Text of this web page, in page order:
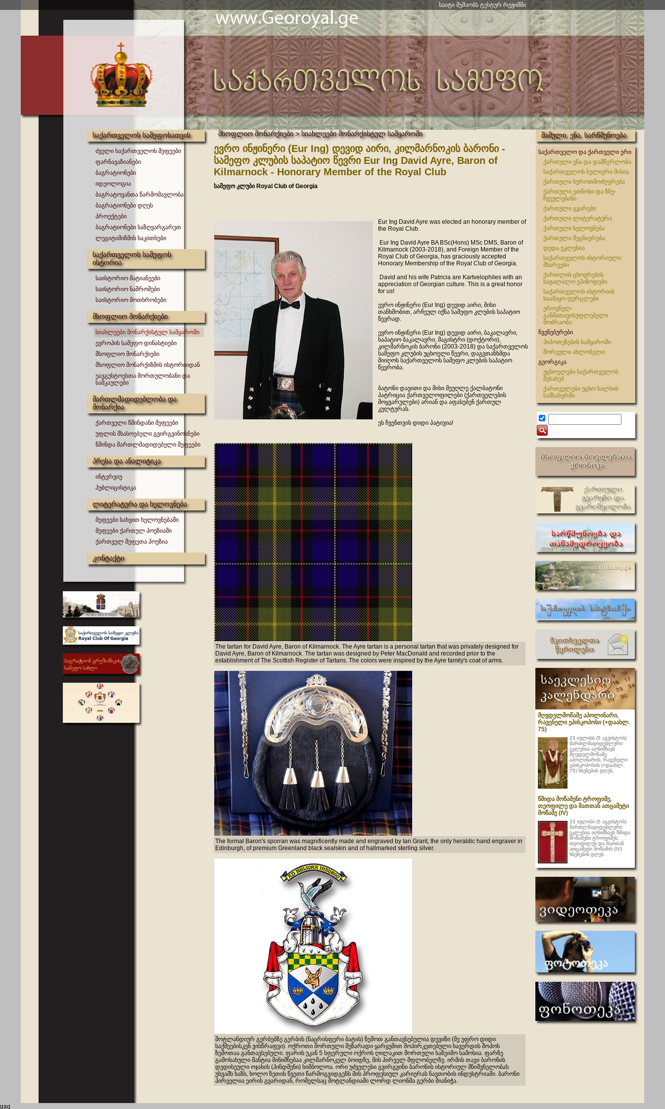
საიტი მუშაობს ტესტურ რეჟიმში
საქართველოს სამეფოსათვის
ძველი საქართველოს მეფეები
ფარნავაზიანები
ბაგრატიონები
იდეოლოგია
ბაგრატოვანთა წარმომავლობა
ბაგრატიონები დღეს
პროექტები
ბაგრატიონები საზღვარგარეთ
ლეგიტიმიზმის საკითხები
საქართველოს სამეფოს
ისტორია
საისტორიო მატიანეები
საისტორიო ნაშრომები
საისტორიო მოთხრობები
მსოფლიო მონარქიები
სიახლეები მონარქისტულ სამყაროში
ევროპის სამეფო დინასტიები
მსოფლიო მონარქიები
მსოფლიო მონარქიზმის ისტორიიდან
უავგუსტოესთა მორთულობანი და
სამკაულები
მართლმადიდებლობა და
მონარქია
ქართველი წმინდანი მეფეები
უფლის მსასოებელი გვირგვინოსნები
წმინდა მართლმადიდებელი მეფეები
პრესა და ანალიტიკა
ინტერვიუ
პუბლიცისტიკა
ლიტერატურა და ხელოვნება
მეფეები სახვით ხელოვნებაში
მეფეები ქართულ პოეზიაში
ქართველ მეფეთა პოეზია
კონტაქტი
მსოფლიო მონარქიები > სიახლეები მონარქისტულ სამყაროში
ევრო ინჟინერი (Eur Ing) დევიდ აირი, კილმარნოკის ბარონი -
სამეფო კლუბის საპატიო წევრი Eur Ing David Ayre, Baron of
Kilmarnock - Honorary Member of the Royal Club
სამეფო კლუბი Royal Club of Georgia
Eur Ing David Ayre was elected an honorary member of
the Royal Club.
Eur Ing David Ayre BA BSc(Hons) MSc DMS, Baron of
Kilmarnock (2003-2018), and Foreign Member of the
Royal Club of Georgia, has graciously accepted
Honorary Membership of the Royal Club of Georgia.
David and his wife Patricia are Kartvelophiles with an
appreciation of Georgian culture. This is a great honor
for us!
ევრო ინჟინერი (Eur Ing) დევიდ აირი, მისი
თანხმობით, არჩეულ იქნა სამეფო კლუბის საპატიო
წევრად.
ევრო ინჟინერი (Eur Ing) დევიდ აირი, ბაკალავრი,
საპატიო ბაკალავრი, მაგისტრი (დოქტორი),
კილმარნოკის ბარონი (2003-2018) და საქართველოს
სამეფო კლუბის უცხოელი წევრი, დაგვთანხმდა
მიიღოს საქართველოს სამეფო კლუბის საპატიო
წევრობა.
ბატონი დავითი და მისი მეუღლე ქალბატონი
პატრიცია ქართველოფილები (ქართველების
მოყვარულები) არიან და აფასებენ ქართულ
კულტურას.
ეს ჩვენთვის დიდი პატივია!
The tartan for David Ayre, Baron of Kilmarnock. The Ayre tartan is a personal tartan that was privately designed for
David Ayre, Baron of Kilmarnock. The tartan was designed by Peter MacDonald and recorded prior to the
establishment of The Scottish Register of Tartans. The colors were inspired by the Ayre family's coat of arms.
The formal Baron's sporran was magnificently made and engraved by Ian Grant, the only heraldic hand engraver in
Edinburgh, of premium Greenland black sealskin and of hallmarked sterling silver.
შოტლანდიურ გერბებზე გერბის (ნაცრისფერი ბატის) ზემოთ განთავსებულია დევიზი (მე უფრო დიდი
საქმეებისკენ ვისწრაფვი). ოქროთი მორთული მუზარადი ყარყუმით მოპირკეთებული ხავერდის შოპოს
ზემოთაა განთავსებული. ფარის უკან 5 სფერული ოქროს ღილაკით მორთული საზეიმო სამოსია. ფარზე
გამოსახული მანტია მინიშნებაა კილმარნოკელ ბოიდზე, მის პირველ მფლობელზე. ირმის თავი ბარონის
დედისეული ოჯახის (ჰინდმენი) სიმბოლოა. ორი უძველესი გვირგვინი ბარონის ისტორიულ მნიშვნელობას
უსვამს ხაზს, ხოლო ზეთის წვეთი წარმოგვიდგენს მის პროფესიულ კარიერას ნავთობის ინდუსტრიაში. ბარონი
პირველია ეირის გვარიდან, რომელსაც შოტლანდიაში ლორდ ლიონმა გერბი მიანიჭა.
მამული, ენა, სარწმუნოება
საქართველო და ქართველი ერი
ქართული ენა და დამწერლობა
საქართველოს სულიერი მისია
ქართული ხუროთმოძღვრება
ქართული ეთნოსი და ზნე-
ჩვეულებანი
ქართული გვარები
ქართული ლიტერატურა
ქართული ხელოვნება
ქართული მეცნიერება
დედა ეკლესია
საქართველოს ისტორიული
მხარეები
ქართლის ცხოვრების
სავალალო ეპიზოდები
საქართველოს ისტორიის
საამაყო ფურცლები
ეროვნულ-
განმათავისუფლებელი
მოძრაობა
ჩვენებურები
ჰიპოთეზების სამყაროში
შორეული ახლობელი
გეორგიკა
უცხოელები საქართველოს
შესახებ
ქართველები უცხო ხალხის
სამსახურში
მღვდელმოწამე აპოლინარი,
რავენელი ეპისკოპოსი (+დაახლ.
75)
23 ივლისს (5 აგვისტოს)
მართლმადიდებლური
ეკლესია აღნიშნავს
მღვდელმოწამე
აპოლინარის, რავენელი
ეპისკოპოსის (+დაახლ.
75) ხსენების დღეს.
წმიდა მოწამენი ტროფიმე,
თეოფილე და მათთან ათცამეტი
მოწამე (IV)
23 ივლისი (5 აგვისტოს)
მართლმადიდებლური
ეკლესია აღნიშნავს წმიდა
მოწამენი ტროფიმეს,
თეოფილეს და მათთან
ათცამეტი მოწამის (IV)
ხსენების დღეს.
gaq